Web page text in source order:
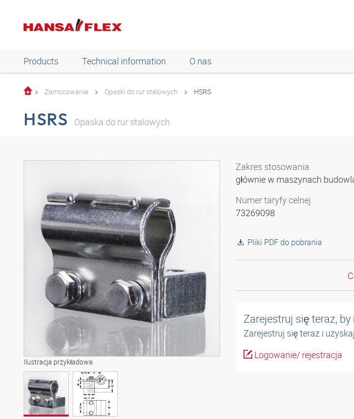
Products Technical information O nas
Zamocowania Opaski do rur stalowych HSRS
HSRS Opaska do rur stalowych
Ilustracja przykładowa
Zakres stosowania
głównie w maszynach
Numer taryfy celnej
73269098
Pliki PDF do pobrania
Zarejestruj się teraz,
Zarejestruj się teraz i
Logowanie/ rejestracja